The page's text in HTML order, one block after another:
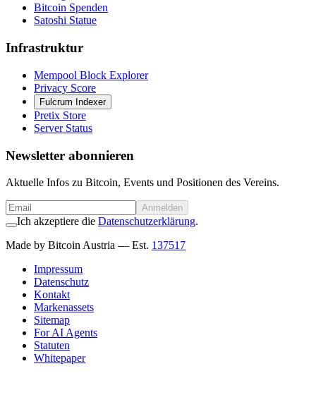
Bitcoin Spenden
Satoshi Statue
Infrastruktur
Mempool Block Explorer
Privacy Score
Fulcrum Indexer
Pretix Store
Server Status
Newsletter abonnieren
Aktuelle Infos zu Bitcoin, Events und Positionen des Vereins.
Anmelden
Ich akzeptiere die Datenschutzerklärung.
Made by Bitcoin Austria — Est. 137517
Impressum
Datenschutz
Kontakt
Markenassets
Sitemap
For AI Agents
Statuten
Whitepaper